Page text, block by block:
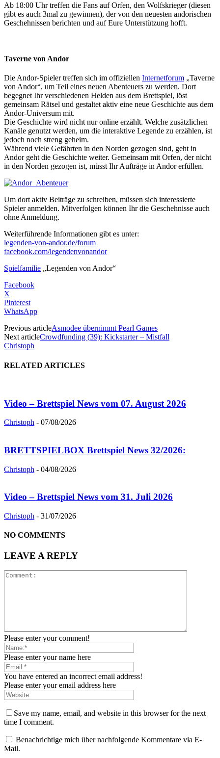
Ab 18:00 Uhr treffen die Fans auf Orfen, den Wolfskrieger (diesen
gibt es auch 3mal zu gewinnen), der von den neuesten andorischen
Geschehnissen berichten und auf Eure Unterstützung hofft.
Taverne von Andor
Die Andor-Spieler treffen sich im offiziellen Internetforum „Taverne
von Andor“, um Teil eines neuen Abenteuers zu werden. Dort
begegnet Ihr verschiedenen Helden aus dem Brettspiel, löst
gemeinsam Rätsel und gestaltet aktiv eine neue Geschichte aus dem
Andor-Universum mit.
Die Geschichte wird nicht nur online erzählt. Welche zusätzlichen
Kanäle genutzt werden, um die interaktive Legende zu erzählen, ist
jedoch noch streng geheim.
Während viele Gefährten in den Norden gezogen sind, geht in
Andor geht die Geschichte weiter. Gemeinsam mit Orfen, der nicht
in den Norden gezogen ist, müsst Ihr Aufträge in Andor erfüllen.
Um dort aktiv Beiträge zu schreiben, müssen sich interessierte
Spieler anmelden. Mitverfolgen können Ihr die Geschehnisse auch
ohne Anmeldung.
Weiterführende Informationen gibt es unter:
legenden-von-andor.de/forum
facebook.com/legendenvonandor
Spielfamilie „Legenden von Andor“
Facebook
X
Pinterest
WhatsApp
Previous articleAsmodee übernimmt Pearl Games
Next articleCrowdfunding (39): Kickstarter – Mistfall
Christoph
RELATED ARTICLES
Video – Brettspiel News vom 07. August 2026
Christoph - 07/08/2026
BRETTSPIELBOX Brettspiel News 32/2026:
Christoph - 04/08/2026
Video – Brettspiel News vom 31. Juli 2026
Christoph - 31/07/2026
NO COMMENTS
LEAVE A REPLY
Please enter your comment!
Please enter your name here
You have entered an incorrect email address!
Please enter your email address here
Save my name, email, and website in this browser for the next
time I comment.
Benachrichtige mich über nachfolgende Kommentare via E-
Mail.